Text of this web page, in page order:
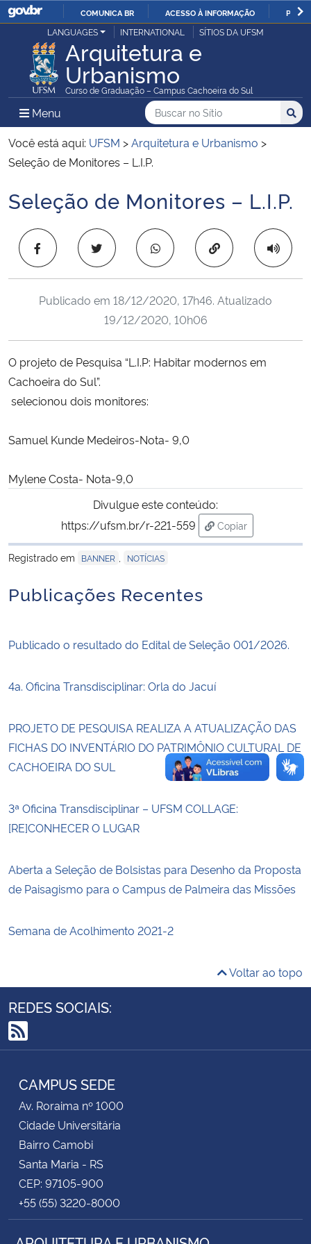
IR
PARA
O
CONTEÚDO
COMUNICA BR ACESSO À INFORMAÇÃO
Ministério da Justiça e Segurança Pública
Ministério da Defesa
Ministério das Relações Exteriores
Ministério da Infraestrutura
Ministério da Agricultura, Pecuária e Abastecimento
Ministério da Saúde
Ministério de Minas e Energia
Ministério do Desenvolvimento Regional
Secretaria de Governo
Gabinete de Segurança Institucional
Advocacia-Geral da União
LANGUAGES INTERNATIONAL SÍTIOS DA UFSM
Arquitetura e
Urbanismo
Curso de Graduação – Campus Cachoeira do Sul
Menu Menu Principal do Sítio
Busca
Buscar no no Sítio
Busca:
Você está aqui: UFSM >Arquitetura e Urbanismo >
Seleção de Monitores – L.I.P.
Início do conteúdo
Seleção de Monitores – L.I.P.
Copiar para área
Publicado em 18/12/2020, 17h46. Atualizado
19/12/2020, 10h06
O projeto de Pesquisa “L.I.P: Habitar modernos em
Cachoeira do Sul”.
selecionou dois monitores:
Samuel Kunde Medeiros-Nota- 9,0
Mylene Costa- Nota-9,0
Divulgue este conteúdo:
https://ufsm.br/r-221-559
Copiar
para área de
Registrado em
BANNER NOTÍCIAS
Publicações Recentes
Publicado o resultado do Edital de Seleção 001/2026.
4a. Oficina Transdisciplinar: Orla do Jacuí
PROJETO DE PESQUISA REALIZA A ATUALIZAÇÃO DAS
FICHAS DO INVENTÁRIO DO PATRIMÔNIO CULTURAL DE
CACHOEIRA DO SUL
3ª Oficina Transdisciplinar – UFSM COLLAGE:
[RE]CONHECER O LUGAR
Aberta a Seleção de Bolsistas para Desenho da Proposta
de Paisagismo para o Campus de Palmeira das Missões
Semana de Acolhimento 2021-2
Voltar ao topo
REDES SOCIAIS:
RSS
CAMPUS SEDE
Av. Roraima nº 1000
Cidade Universitária
Bairro Camobi
Santa Maria - RS
CEP: 97105-900
+55 (55) 3220-8000